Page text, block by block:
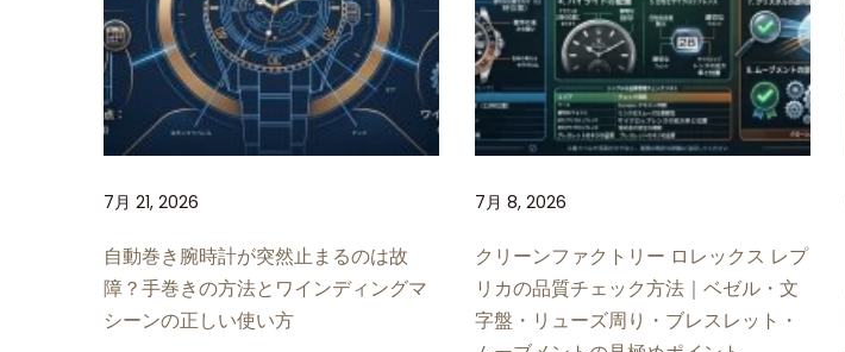
ッ
ク
ス
レ
デ
イ
ト
ジ
7月 21, 2026
自動巻き腕時計が突然止まるのは故
障？手巻きの方法とワインディングマ
シーンの正しい使い方
7月 8, 2026
クリーンファクトリー ロレックス レプ
リカの品質チェック方法｜ベゼル・文
字盤・リューズ周り・ブレスレット・